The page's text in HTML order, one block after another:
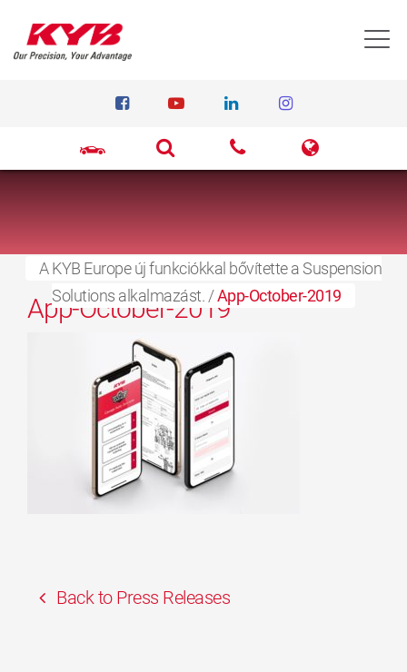
A KYB Europe új funkciókkal bővítette a Suspension
Solutions alkalmazást. /App-October-2019
2021.09.05.
App-October-2019
Back to Press Releases